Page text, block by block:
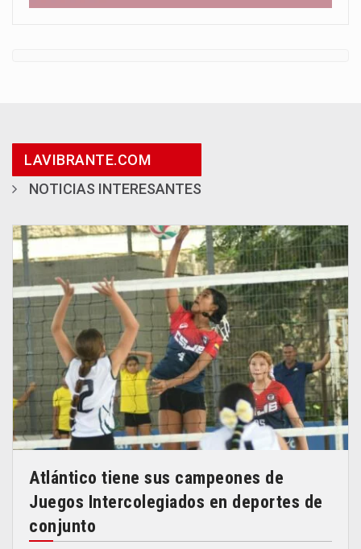
LAVIBRANTE.COM
NOTICIAS INTERESANTES
Atlántico tiene sus campeones de
Juegos Intercolegiados en deportes de
conjunto